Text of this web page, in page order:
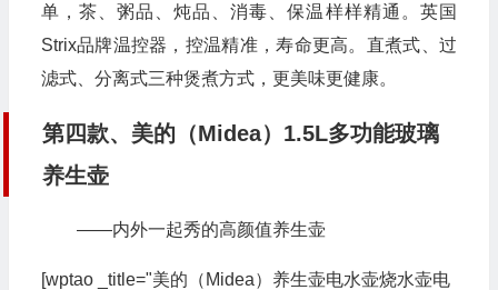
单，茶、粥品、炖品、消毒、保温样样精通。英国
Strix品牌温控器，控温精准，寿命更高。直煮式、过
滤式、分离式三种煲煮方式，更美味更健康。
第四款、美的（Midea）1.5L多功能玻璃
养生壶
——内外一起秀的高颜值养生壶
[wptao _title="美的（Midea）养生壶电水壶烧水壶电